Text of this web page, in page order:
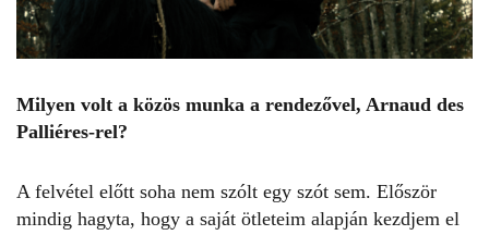
Milyen volt a közös munka a rendezővel, Arnaud des
Palliéres-rel?
A felvétel előtt soha nem szólt egy szót sem. Először
mindig hagyta, hogy a saját ötleteim alapján kezdjem el